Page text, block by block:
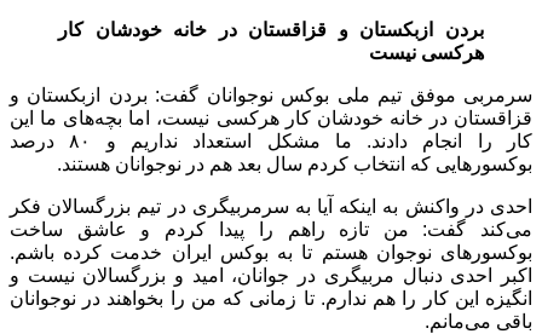
بردن ازبکستان و قزاقستان در خانه خودشان کار
هرکسی نیست
سرمربی موفق تیم ملی بوکس نوجوانان گفت: بردن ازبکستان و
قزاقستان در خانه خودشان کار هرکسی نیست، اما بچه‌های ما این
کار را انجام دادند. ما مشکل استعداد نداریم و ۸۰ درصد
بوکسور‌هایی که انتخاب کردم سال بعد هم در نوجوانان هستند.
احدی در واکنش به اینکه آیا به سرمربیگری در تیم بزرگسالان فکر
می‌کند گفت: من تازه راهم را پیدا کردم و عاشق ساخت
بوکسور‌های نوجوان هستم تا به بوکس ایران خدمت کرده باشم.
اکبر احدی دنبال مربیگری در جوانان، امید و بزرگسالان نیست و
انگیزه این کار را هم ندارم. تا زمانی که من را بخواهند در نوجوانان
باقی می‌مانم.